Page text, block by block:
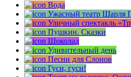
Вода
Ужасный театр Шарля
Уличный спектакль
Пушкин. Сказки
Шоколад
Удивительный день
Песни для Слонов
Гуси, гуси!